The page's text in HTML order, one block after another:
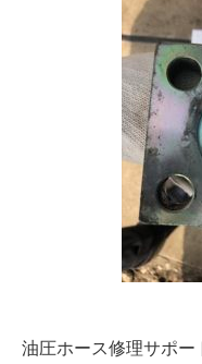
油圧ホース修理サポー